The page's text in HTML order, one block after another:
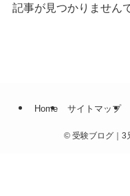
記事が見つかりません
Home サイトマップ
© 受験ブログ｜3